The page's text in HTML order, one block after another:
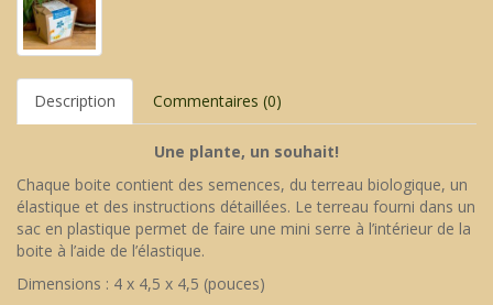
Description Commentaires (0)
Une plante, un souhait!
Chaque boite contient des semences, du terreau biologique, un
élastique et des instructions détaillées. Le terreau fourni dans un
sac en plastique permet de faire une mini serre à l’intérieur de la
boite à l’aide de l’élastique.
Dimensions : 4 x 4,5 x 4,5 (pouces)